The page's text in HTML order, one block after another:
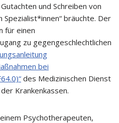
und Schreiben von
bräuchte. Der
für einen
zu gegengeschlechtlichen
bei
des Medizinischen Dienst
Krankenkassen.
Psychotherapeuten,